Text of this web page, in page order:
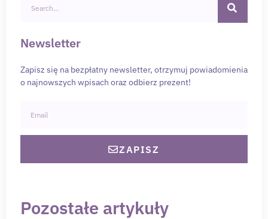
Newsletter
Zapisz się na bezpłatny newsletter, otrzymuj powiadomienia
o najnowszych wpisach oraz odbierz prezent!
ZAPISZ
Pozostałe artykuły